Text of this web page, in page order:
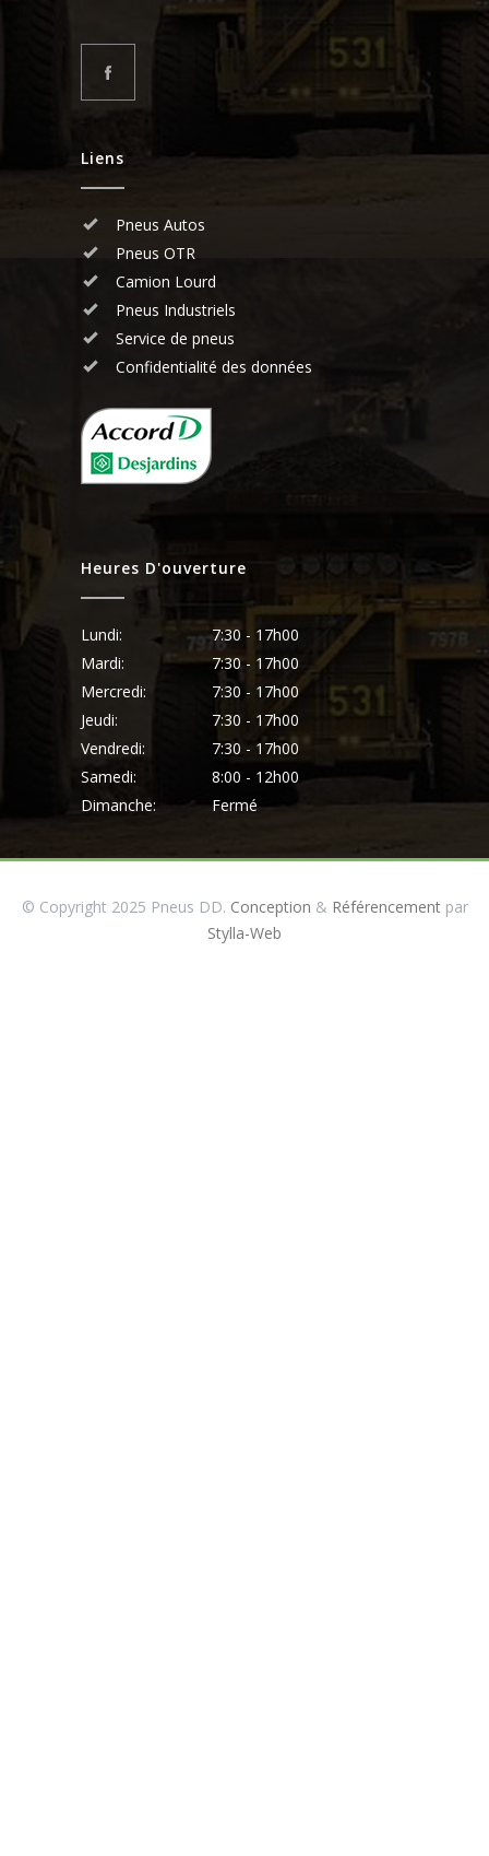
Liens
Pneus Autos
Pneus OTR
Camion Lourd
Pneus Industriels
Service de pneus
Confidentialité des données
Heures D'ouverture
Lundi:
7:30 - 17h00
Mardi:
7:30 - 17h00
Mercredi:
7:30 - 17h00
Jeudi:
7:30 - 17h00
Vendredi:
7:30 - 17h00
Samedi:
8:00 - 12h00
Dimanche:
Fermé
© Copyright 2025 Pneus DD. Conception & Référencementpar
Stylla-Web